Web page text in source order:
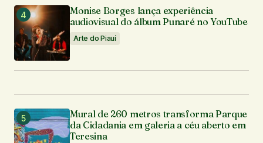
Monise Borges lança experiência
audiovisual do álbum Punaré no YouTube
Arte do Piauí
Mural de 260 metros transforma Parque
da Cidadania em galeria a céu aberto em
Teresina